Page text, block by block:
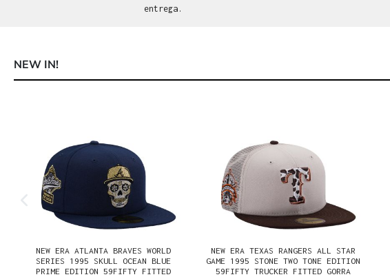
entrega.
NEW IN!
NEW ERA ATLANTA BRAVES WORLD
SERIES 1995 SKULL OCEAN BLUE
PRIME EDITION 59FIFTY FITTED
NEW ERA TEXAS RANGERS ALL STAR
GAME 1995 STONE TWO TONE EDITION
59FIFTY TRUCKER FITTED GORRA